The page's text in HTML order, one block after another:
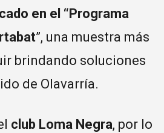
en el “Programa
”, una muestra más
brindando soluciones
de Olavarría.
club Loma Negra, por lo